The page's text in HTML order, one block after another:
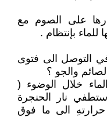
على الصوم مع
بإنتظام .
التوصل الى فتوى
والجو ؟
خلال الوضوء (
نار الحنجرة
الى ما فوق